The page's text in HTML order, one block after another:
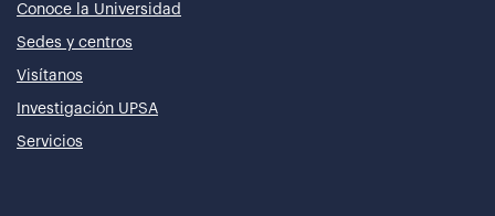
Conoce la Universidad
Sedes y centros
Visítanos
Investigación UPSA
Servicios